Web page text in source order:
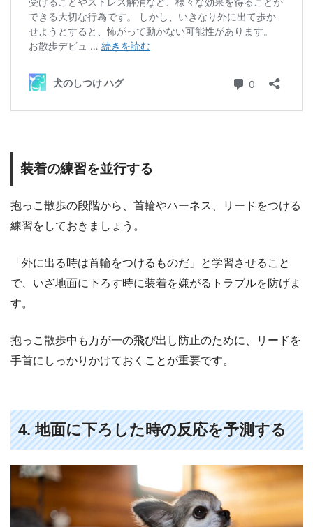
装着の練習を並行する
抱っこ散歩の段階から、首輪やハーネス、リードをつける
練習をしておきましょう。
「外に出る時は首輪をつけるものだ」と学習させること
で、いざ地面に下ろす時に装着を嫌がるトラブルを防げま
す。
抱っこ散歩中も万が一の飛び出し防止のために、リードを
手首にしっかりかけておくことが重要です。
4. 地面に下ろした時の反応を予測する